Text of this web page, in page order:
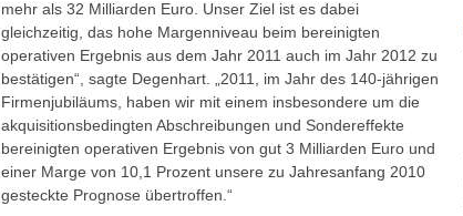
mehr als 32 Milliarden Euro. Unser Ziel ist es dabei
gleichzeitig, das hohe Margenniveau beim bereinigten
operativen Ergebnis aus dem Jahr 2011 auch im Jahr 2012 zu
bestätigen“, sagte Degenhart. „2011, im Jahr des 140-jährigen
Firmenjubiläums, haben wir mit einem insbesondere um die
akquisitionsbedingten Abschreibungen und Sondereffekte
bereinigten operativen Ergebnis von gut 3 Milliarden Euro und
einer Marge von 10,1 Prozent unsere zu Jahresanfang 2010
gesteckte Prognose übertroffen.“